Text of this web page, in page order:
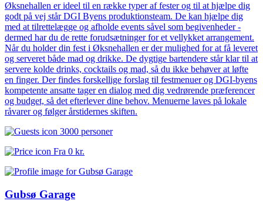
Øksnehallen er ideel til en række typer af fester og til at hjælpe dig
godt på vej står DGI Byens produktionsteam. De kan hjælpe dig
med at tilrettelægge og afholde events såvel som begivenheder -
dermed har du de rette forudsætninger for et vellykket arrangement.
Når du holder din fest i Øksnehallen er der mulighed for at få leveret
og serveret både mad og drikke. De dygtige bartendere står klar til at
servere kolde drinks, cocktails og mad, så du ikke behøver at løfte
en finger. Der findes forskellige forslag til festmenuer og DGI-byens
kompetente ansatte tager en dialog med dig vedrørende præferencer
og budget, så det efterlever dine behov. Menuerne laves på lokale
råvarer og følger årstidernes skiften.
3000 personer
Fra 0 kr.
Gubsø Garage